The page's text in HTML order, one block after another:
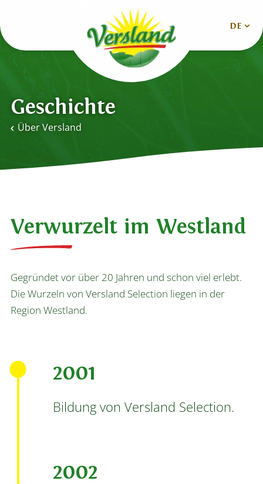
DE
Nederlands
Geschichte
Über Versland
Verwurzelt im Westland
Gegründet vor über 20 Jahren und schon viel erlebt.
Die Wurzeln von Versland Selection liegen in der
Region Westland.
2001
Bildung von Versland Selection.
2002